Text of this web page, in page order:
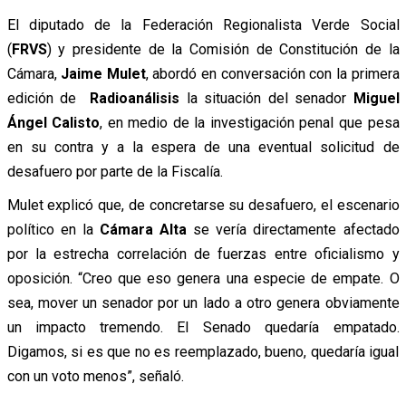
El diputado de la Federación Regionalista Verde Social
(FRVS) y presidente de la Comisión de Constitución de la
Cámara, Jaime Mulet, abordó en conversación con la primera
edición de Radioanálisis la situación del senador Miguel
Ángel Calisto, en medio de la investigación penal que pesa
en su contra y a la espera de una eventual solicitud de
desafuero por parte de la Fiscalía.
Mulet explicó que, de concretarse su desafuero, el escenario
político en la Cámara Alta se vería directamente afectado
por la estrecha correlación de fuerzas entre oficialismo y
oposición. “Creo que eso genera una especie de empate. O
sea, mover un senador por un lado a otro genera obviamente
un impacto tremendo. El Senado quedaría empatado.
Digamos, si es que no es reemplazado, bueno, quedaría igual
con un voto menos”, señaló.